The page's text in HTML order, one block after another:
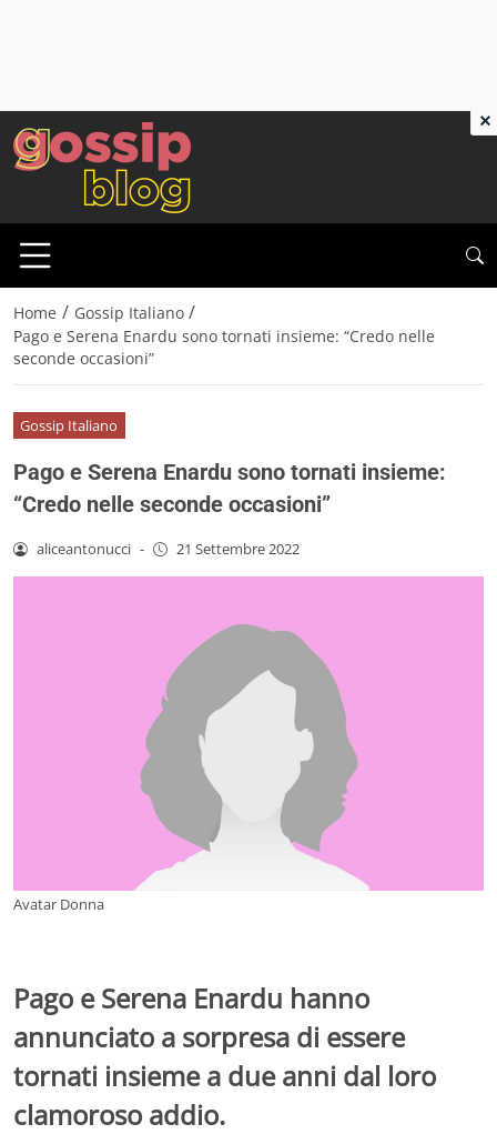
Home / Gossip Italiano /
Pago e Serena Enardu sono tornati insieme: “Credo nelle
seconde occasioni”
Gossip Italiano
Pago e Serena Enardu sono tornati insieme:
“Credo nelle seconde occasioni”
aliceantonucci - 21 Settembre 2022
Avatar Donna
Pago e Serena Enardu hanno
annunciato a sorpresa di essere
tornati insieme a due anni dal loro
clamoroso addio.
×